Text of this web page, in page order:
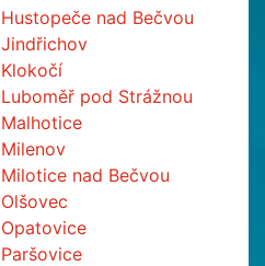
Hustopeče nad Bečvou
Jindřichov
Klokočí
Luboměř pod Strážnou
Malhotice
Milenov
Milotice nad Bečvou
Olšovec
Opatovice
Paršovice